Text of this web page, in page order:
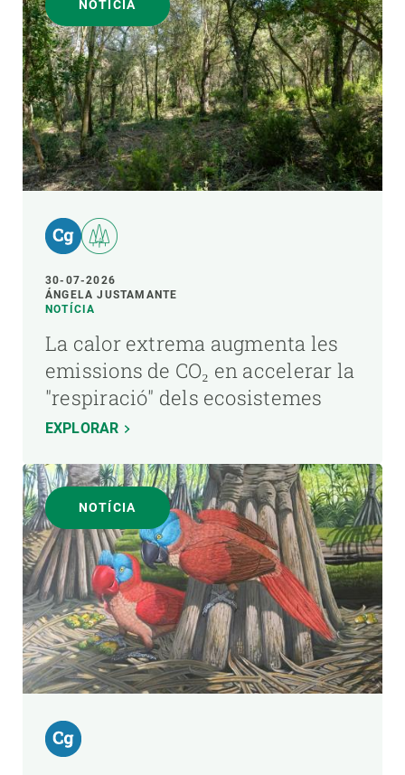
NOTÍCIA
30-07-2026
ÁNGELA JUSTAMANTE
NOTÍCIA
La calor extrema augmenta les
emissions de CO₂ en accelerar la
"respiració" dels ecosistemes
EXPLORAR
NOTÍCIA